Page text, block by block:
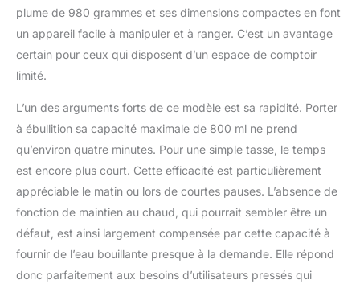
plume de 980 grammes et ses dimensions compactes en font
un appareil facile à manipuler et à ranger. C’est un avantage
certain pour ceux qui disposent d’un espace de comptoir
limité.
L’un des arguments forts de ce modèle est sa rapidité. Porter
à ébullition sa capacité maximale de 800 ml ne prend
qu’environ quatre minutes. Pour une simple tasse, le temps
est encore plus court. Cette efficacité est particulièrement
appréciable le matin ou lors de courtes pauses. L’absence de
fonction de maintien au chaud, qui pourrait sembler être un
défaut, est ainsi largement compensée par cette capacité à
fournir de l’eau bouillante presque à la demande. Elle répond
donc parfaitement aux besoins d’utilisateurs pressés qui